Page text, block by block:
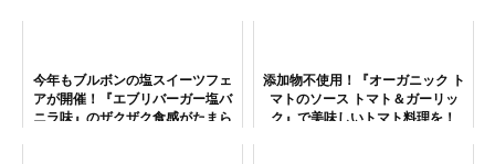
今年もブルボンの塩スイーツフェ
アが開催！『エブリバーガー塩バ
ニラ味』のザクザク食感がたまら
添加物不使用！『オーガニック ト
マトのソース トマト＆ガーリッ
ク』で美味しいトマト料理を！